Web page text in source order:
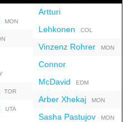
UTA
Artturi
Lehkonen COL
Vinzenz RohrerMON
Connor
McDavid EDM
Arber XhekajMON
Sasha PastujovMON